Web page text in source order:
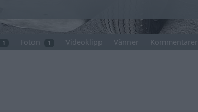
1 Foton 1 Videoklipp Vänner Kommentarer